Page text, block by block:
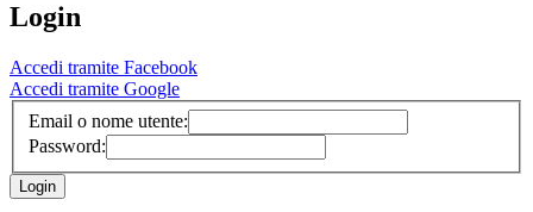
Login
Accedi tramite Facebook
Accedi tramite Google
Email o nome utente:
Password: